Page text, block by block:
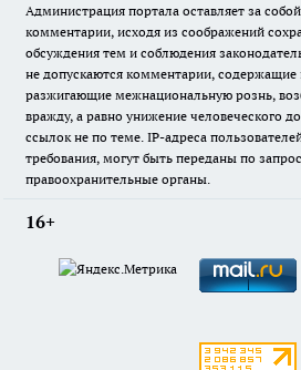
Администрация портала оставляет за
комментарии, исходя из соображений
обсуждения тем и соблюдения
не допускаются комментарии, содержащие
разжигающие межнациональную рознь,
вражду, а равно унижение человеческого
ссылок не по теме. IP-адреса
требования, могут быть переданы по
правоохранительные органы.
16+